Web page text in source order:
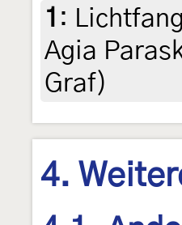
1 :
Agia
Graf)
4.